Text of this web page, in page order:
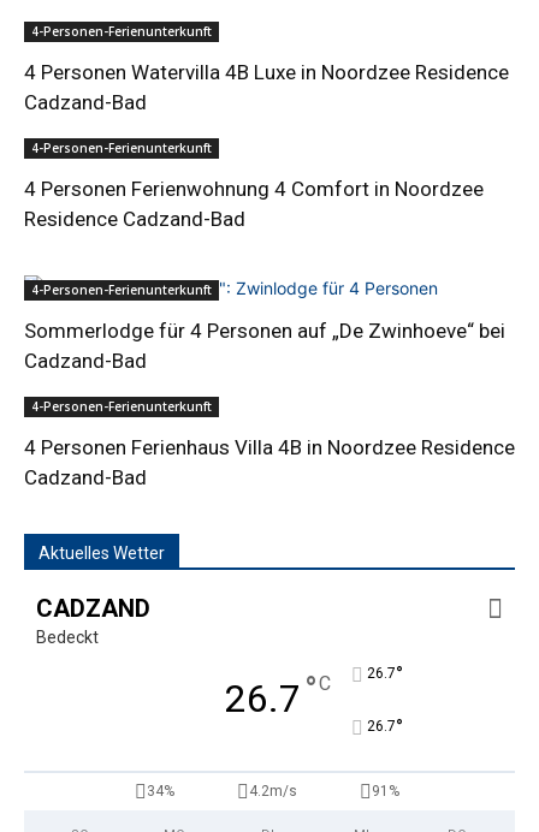
4-Personen-Ferienunterkunft
4 Personen Watervilla 4B Luxe in Noordzee Residence
Cadzand-Bad
4-Personen-Ferienunterkunft
4 Personen Ferienwohnung 4 Comfort in Noordzee
Residence Cadzand-Bad
4-Personen-Ferienunterkunft
Sommerlodge für 4 Personen auf „De Zwinhoeve“ bei
Cadzand-Bad
4-Personen-Ferienunterkunft
4 Personen Ferienhaus Villa 4B in Noordzee Residence
Cadzand-Bad
Aktuelles Wetter
CADZAND
Bedeckt
26.7 °C 26.7°
26.7°
34% 4.2m/s 91%